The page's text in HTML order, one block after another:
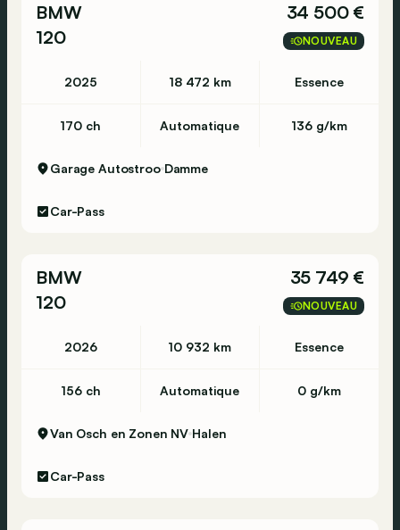
BMW
120
34 500 €
NOUVEAU
2025 18 472 km Essence
170 ch Automatique 136 g/km
Garage Autostroo Damme
Car-Pass
BMW
120
35 749 €
NOUVEAU
2026 10 932 km Essence
156 ch Automatique 0 g/km
Van Osch en Zonen NV Halen
Car-Pass